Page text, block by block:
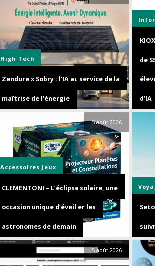
High Tech
Zendure x Sobry : l’IA au service de la
maîtrise de l’énergie
de
d’IA
5 août 2026
Accessoires Jeux
CLEMENTONI – L’éclipse solaire, une
occasion unique d’éveiller les
astronomes de demain
5 août 2026